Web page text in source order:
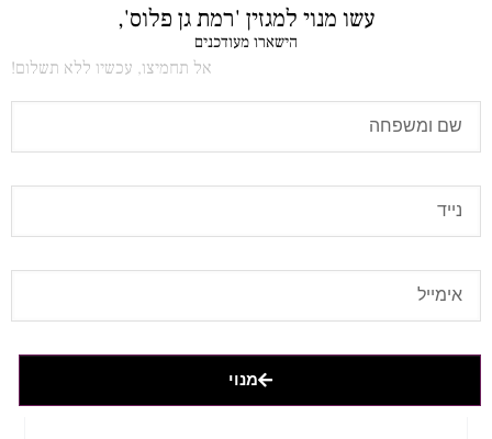
עשו מנוי למגזין 'רמת גן פלוס',
הישארו מעודכנים
אל תחמיצו, עכשיו ללא תשלום!
מנוי